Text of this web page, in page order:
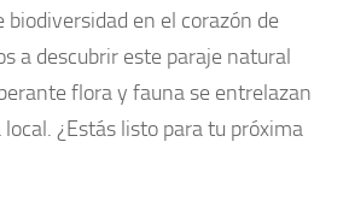
biodiversidad en el corazón de
a descubrir este paraje natural
flora y fauna se entrelazan
¿Estás listo para tu próxima